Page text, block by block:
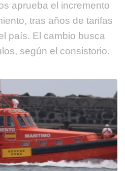
aprueba el incremento
tras años de tarifas
país. El cambio busca
según el consistorio.